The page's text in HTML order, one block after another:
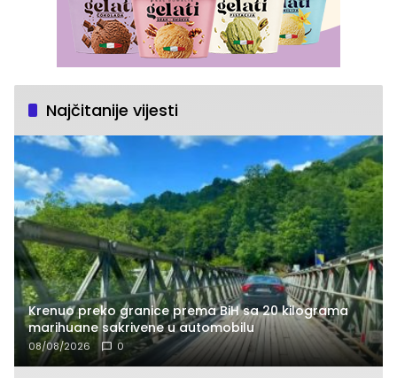
Najčitanije vijesti
Krenuo preko granice prema BiH sa 20 kilograma
marihuane sakrivene u automobilu
08/08/2026 0